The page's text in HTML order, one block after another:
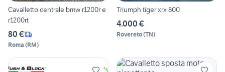
Cavalletto centrale bmw r1200r e
r1200rt
80 €
Roma (RM)
Triumph tiger xrx 800
4.000 €
Rovereto(TN)